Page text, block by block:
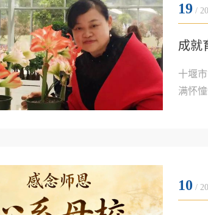
19 /
成就
十堰
满怀
10 /